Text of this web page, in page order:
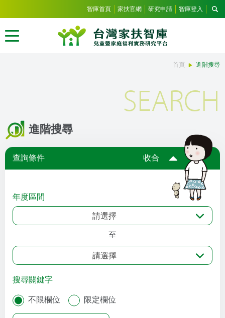
智庫首頁 家扶官網 研究申請 智庫登入
首頁 進階搜尋
進階搜尋
SEARCH
查詢條件 收合
年度區間
請選擇
至
請選擇
搜尋關鍵字
不限欄位 限定欄位